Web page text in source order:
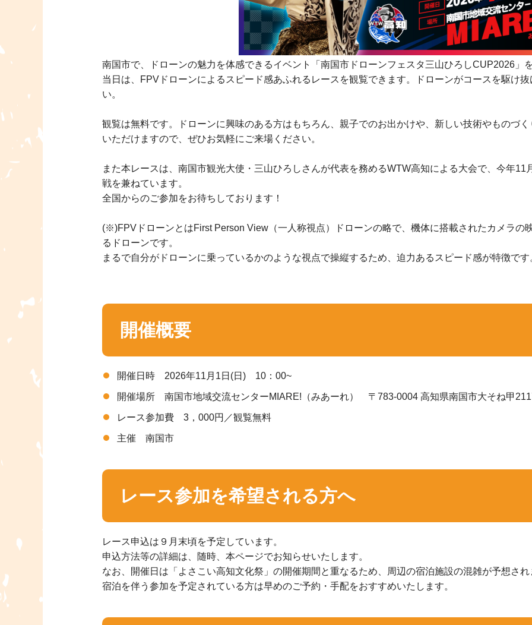
南国市で、ドローンの魅力を体感できるイベント「南国市ドローンフェスタ三山ひろしCUP2026」
当日は、FPVドローンによるスピード感あふれるレースを観覧できます。ドローンがコースを駆け
い。
観覧は無料です。ドローンに興味のある方はもちろん、親子でのお出かけや、新しい技術やものづ
いただけますので、ぜひお気軽にご来場ください。
また本レースは、南国市観光大使・三山ひろしさんが代表を務めるWTW高知による大会で、今年11
戦を兼ねています。
全国からのご参加をお待ちしております！
(※)FPVドローンとはFirst Person View（一人称視点）ドローンの略で、機体に搭載されたカメラの
るドローンです。
まるで自分がドローンに乗っているかのような視点で操縦するため、迫力あるスピード感が特徴です
開催概要
開催日時 2026年11月1日(日) 10：00~
開催場所 南国市地域交流センターMIARE!（みあーれ） 〒783-0004 高知県南国市大そね甲
レース参加費 3，000円／観覧無料
主催 南国市
レース参加を希望される方へ
レース申込は９月末頃を予定しています。
申込方法等の詳細は、随時、本ページでお知らせいたします。
なお、開催日は「よさこい高知文化祭」の開催期間と重なるため、周辺の宿泊施設の混雑が予想され
宿泊を伴う参加を予定されている方は早めのご予約・手配をおすすめいたします。